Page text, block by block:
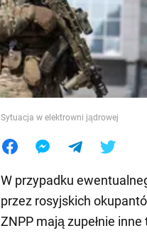
Jedzenie
Sytuacja w elektrowni jądrowej
W przypadku
przez rosyjskich
ZNPP mają zupełnie